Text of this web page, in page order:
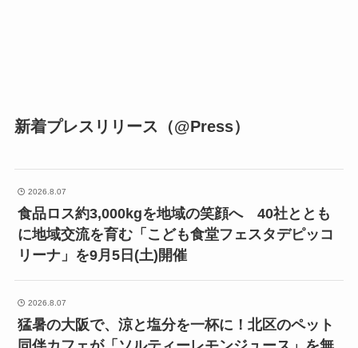
新着プレスリリース（@Press）
2026.8.07
食品ロス約3,000kgを地域の笑顔へ 40社ととも
に地域交流を育む「こども食堂フェスタデピッコ
リーナ」を9月5日(土)開催
2026.8.07
猛暑の大阪で、涼と塩分を一杯に！北区のペット